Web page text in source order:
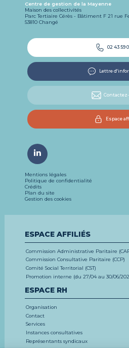
Centre de gestion de la Mayenne
Maison des collectivités
Parc Tertiaire Cérès - Bâtiment F 21 rue
53810 Changé
02 43 59
Lettre
Espace
Mentions légales
Politique de confidentialité
Crédits
Plan du site
Gestion des cookies
ESPACE AFFILIÉS
Commission Administrative Paritaire
Commission Consultative Paritaire (CCP)
Comité Social Territorial (CST)
Promotion interne (du 27/04 au 30/06/
ESPACE RH
Organisation
Contact
Services
Instances consultatives
Représentants syndicaux